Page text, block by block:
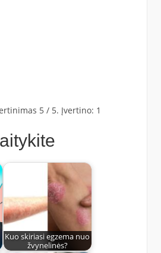
5/ 5. Įvertino: 1
Kuo skiriasi egzema nuo
žvynelinės?